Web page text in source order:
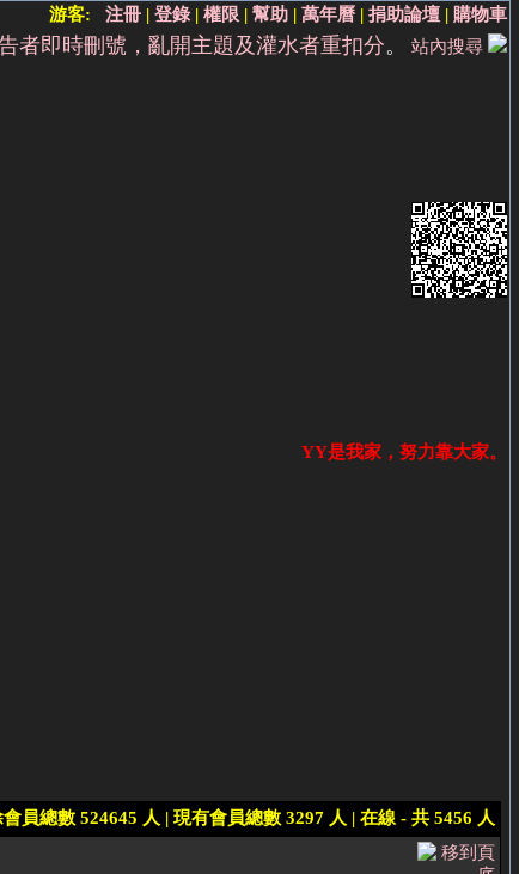
游客: 注冊 | 登錄 | 權限 | 幫助 | 萬年曆 | 捐助論壇 | 購物車
者即時刪號，亂開主題及灌水者重扣分。 站內搜尋
YY是我家，努力靠大家。
員總數 524645 人 | 現有會員總數 3297 人 | 在線 - 共 5456 人